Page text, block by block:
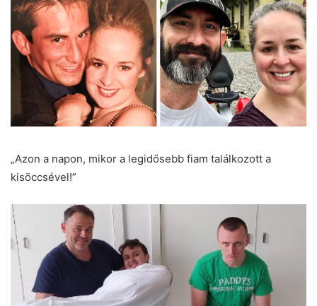
„Azon a napon, mikor a legidősebb fiam találkozott a
kisöccsével!”